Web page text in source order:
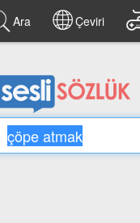
Ara Çeviri